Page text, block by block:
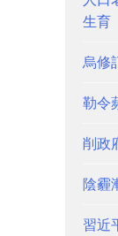
生育
烏修
勒令
削政
陰霾
習近